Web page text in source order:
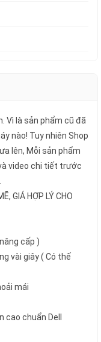
Vì là sản phẩm cũ đã
nào! Tuy nhiên Shop
lên, Mỗi sản phẩm
video chi tiết trước
GIÁ HỢP LÝ CHO
cấp )
vài giây ( Có thế
mái
cao chuẩn Dell